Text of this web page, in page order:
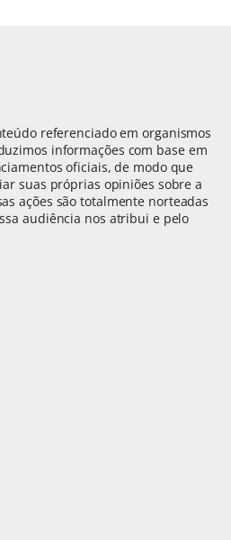
referenciado em organismos
informações com base em
oficiais, de modo que
suas próprias opiniões sobre a
ações são totalmente norteadas
audiência nos atribui e pelo